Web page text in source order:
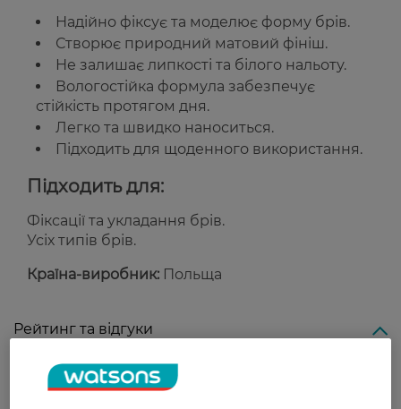
Надійно фіксує та моделює форму брів.
Створює природний матовий фініш.
Не залишає липкості та білого нальоту.
Вологостійка формула забезпечує
стійкість протягом дня.
Легко та швидко наноситься.
Підходить для щоденного використання.
Підходить для:
Фіксації та укладання брів.
Усіх типів брів.
Країна-виробник: Польща
Рейтинг та відгуки
0 0 відгуків